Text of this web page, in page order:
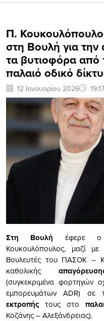
Π.
στη Βουλή για
τα βυτιοφόρα από
παλαιό οδικό
12 Ιανουαρίου 2026 19:17
Στη Βουλή έφερε ο
Κουκουλόπουλος, μαζί
Βουλευτές του ΠΑΣΟΚ –
καθολικής
(συγκεκριμένα φορτηγών
εμπορευμάτων ADR) σε
εκτροπής τους στο
Κοζάνης – Αλεξάνδρειας).